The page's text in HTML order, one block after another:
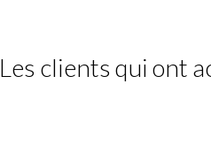
Les clients qui ont